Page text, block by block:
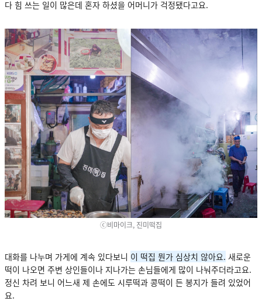
다 힘 쓰는 일이 많은데 혼자 하셨을 어머니가 걱정됐다고요.
ⓒ비마이크, 진미떡집
대화를 나누며 가게에 계속 있다보니 이 떡집 뭔가 심상치 않아요. 새로운
떡이 나오면 주변 상인들이나 지나가는 손님들에게 많이 나눠주더라고요.
정신 차려 보니 어느새 제 손에도 시루떡과 콩떡이 든 봉지가 들려 있었어
요.